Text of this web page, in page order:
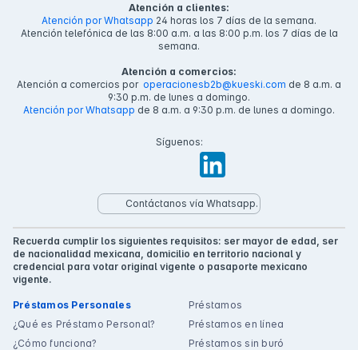
Atención a clientes:
Atención por Whatsapp 24 horas los 7 días de la semana.
Atención telefónica de las 8:00 a.m. a las 8:00 p.m. los 7 días de la
semana.
Atención a comercios:
Atención a comercios por operacionesb2b@kueski.com de 8 a.m. a
9:30 p.m. de lunes a domingo.
Atención por Whatsapp de 8 a.m. a 9:30 p.m. de lunes a domingo.
Síguenos:
Contáctanos vía Whatsapp.
Recuerda cumplir los siguientes requisitos: ser mayor de edad, ser
de nacionalidad mexicana, domicilio en territorio nacional y
credencial para votar original vigente o pasaporte mexicano
vigente.
Préstamos Personales
¿Qué es Préstamo Personal?
¿Cómo funciona?
Préstamos
Préstamos en línea
Préstamos sin buró